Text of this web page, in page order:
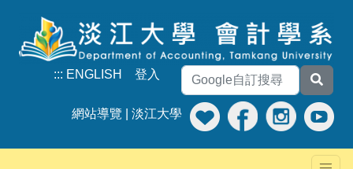
::: ENGLISH 登入
網站導覽 淡江大學